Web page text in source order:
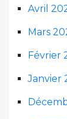
Avril
Mars
Février
Janvier